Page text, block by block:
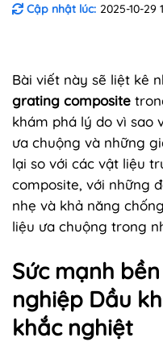
Cập nhật lúc: 2025-10-29
Bài viết này sẽ liệt kê
grating composite
khám phá lý do vì sao
ưa chuộng và những
lại so với các vật liệu
composite, với những
nhẹ và khả năng
liệu ưa chuộng trong
Sức mạnh
nghiệp Dầu
khắc nghiệt